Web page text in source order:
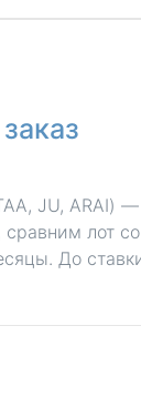
JU, ARAI) —
лот со
До